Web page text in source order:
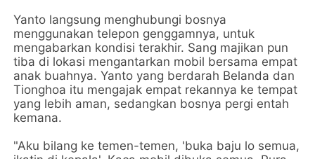
Yanto langsung menghubungi bosnya
menggunakan telepon genggamnya, untuk
mengabarkan kondisi terakhir. Sang majikan pun
tiba di lokasi mengantarkan mobil bersama empat
anak buahnya. Yanto yang berdarah Belanda dan
Tionghoa itu mengajak empat rekannya ke tempat
yang lebih aman, sedangkan bosnya pergi entah
kemana.
"Aku bilang ke temen-temen, 'buka baju lo semua,